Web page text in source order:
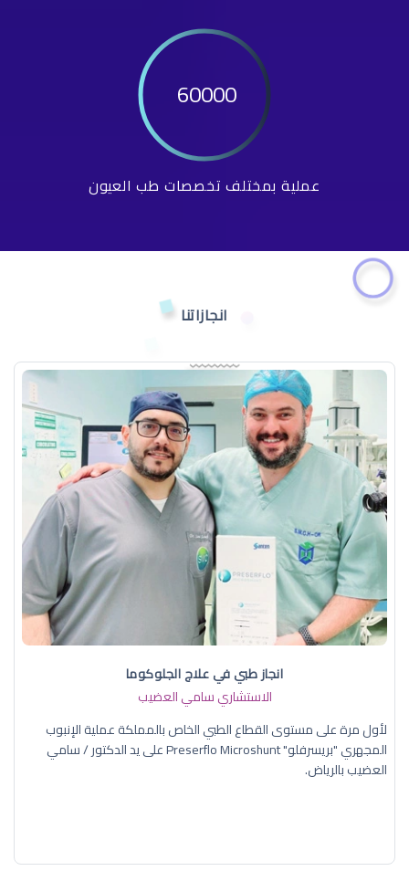
60000
عملية بمختلف تخصصات طب العيون
انجازاتنا
انجاز طبي في علاج الجلوكوما
الاستشاري سامي العضيب
لأول مرة على مستوى القطاع الطبي الخاص بالمملكة عملية الإنبوب
المجهري "بريسرفلو" Preserflo Microshunt على يد الدكتور / سامي
العضيب بالرياض.